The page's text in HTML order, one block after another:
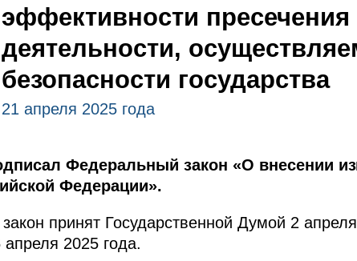
эффективности пресечения
деятельности,
безопасности государства
21 апреля 2025 года
Федеральный закон «О внесении
Федерации».
принят Государственной Думой 2
2025 года.